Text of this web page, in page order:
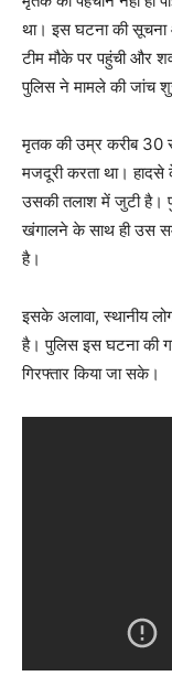
था। इस घटना की सूचना
टीम मौके पर पहुंची और
पुलिस ने मामले की जांच
मृतक की उम्र करीब 30 से
मजदूरी करता था। हादसे
उसकी तलाश में जुटी है।
खंगालने के साथ ही उस
है।
इसके अलावा, स्थानीय
है। पुलिस इस घटना की
गिरफ्तार किया जा सके।